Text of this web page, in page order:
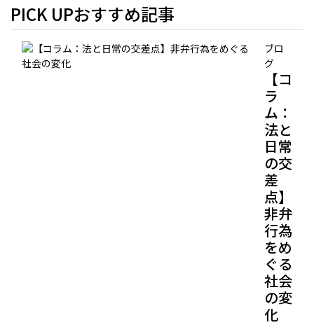
PICK UPおすすめ記事
ブロ
グ
【コ
ラ
ム：
法と
日常
の交
差
点】
非弁
行為
をめ
ぐる
社会
の変
化